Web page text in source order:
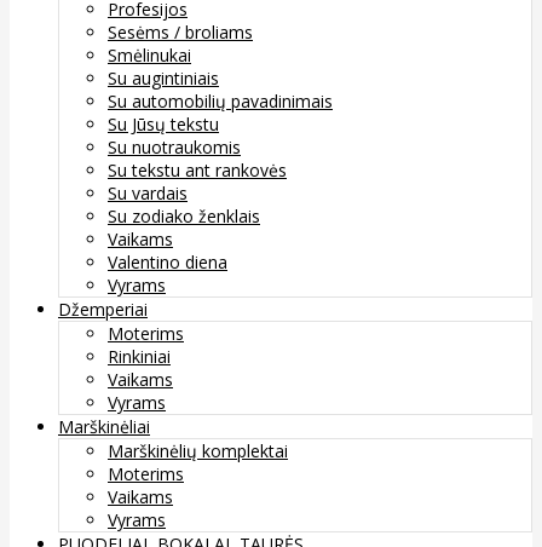
Profesijos
Sesėms / broliams
Smėlinukai
Su augintiniais
Su automobilių pavadinimais
Su Jūsų tekstu
Su nuotraukomis
Su tekstu ant rankovės
Su vardais
Su zodiako ženklais
Vaikams
Valentino diena
Vyrams
Džemperiai
Moterims
Rinkiniai
Vaikams
Vyrams
Marškinėliai
Marškinėlių komplektai
Moterims
Vaikams
Vyrams